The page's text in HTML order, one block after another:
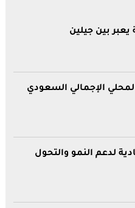
بين جيلين
الإجمالي السعودي
لدعم النمو والتحول